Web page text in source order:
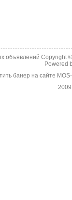
объявлений Copyright
Powered
банер на сайте